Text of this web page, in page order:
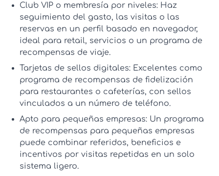
Club VIP o membresía por niveles: Haz
seguimiento del gasto, las visitas o las
reservas en un perfil basado en navegador,
ideal para retail, servicios o un programa de
recompensas de viaje.
Tarjetas de sellos digitales: Excelentes como
programa de recompensas de fidelización
para restaurantes o cafeterías, con sellos
vinculados a un número de teléfono.
Apto para pequeñas empresas: Un programa
de recompensas para pequeñas empresas
puede combinar referidos, beneficios e
incentivos por visitas repetidas en un solo
sistema ligero.